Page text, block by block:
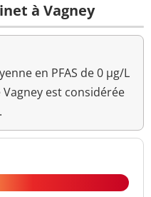
à Vagney
en PFAS de 0 µg/L
est considérée